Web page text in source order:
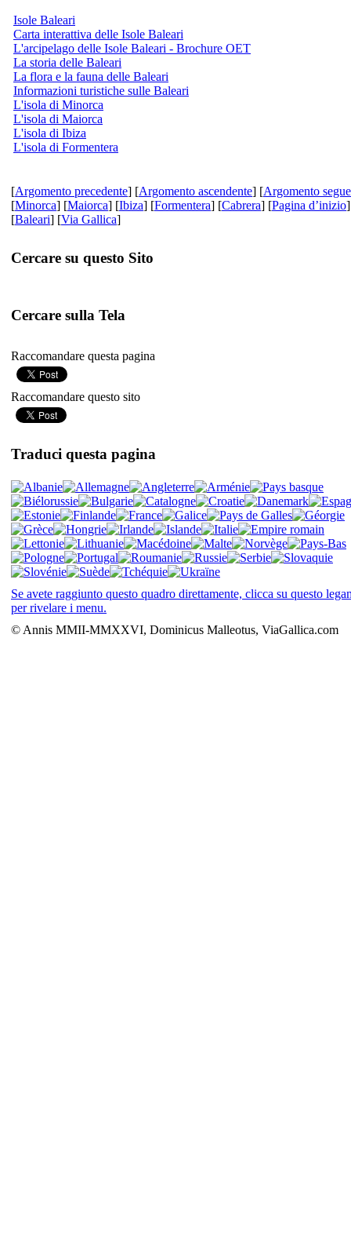
Isole Baleari
Carta interattiva delle Isole Baleari
L'arcipelago delle Isole Baleari - Brochure OET
La storia delle Baleari
La flora e la fauna delle Baleari
Informazioni turistiche sulle Baleari
L'isola di Minorca
L'isola di Maiorca
L'isola di Ibiza
L'isola di Formentera
[Argomento precedente] [Argomento ascendente] [Argomento
[Minorca] [Maiorca] [Ibiza] [Formentera] [Cabrera] [Pagina d’inizio]
[Baleari] [Via Gallica]
Cercare su questo Sito
Cercare sulla Tela
Raccomandare questa pagina
Raccomandare questo sito
Traduci questa pagina
Se avete raggiunto questo quadro direttamente, clicca su questo
per rivelare i menu.
© Annis MMII-MMXXVI, Dominicus Malleotus, ViaGallica.com